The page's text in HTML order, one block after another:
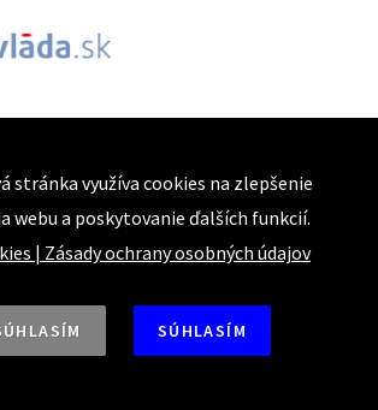
stránka využíva cookies na zlepšenie
webu a poskytovanie ďalších funkcií.
| Zásady ochrany osobných údajov
SÚHLASÍM